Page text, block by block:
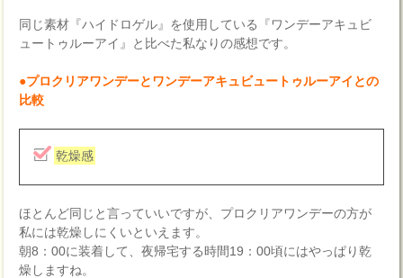
同じ素材『ハイドロゲル』を使用している『ワンデーアキュビ
ュートゥルーアイ』と比べた私なりの感想です。
●プロクリアワンデーとワンデーアキュビュートゥルーアイとの
比較
乾燥感
ほとんど同じと言っていいですが、プロクリアワンデーの方が
私には乾燥しにくいといえます。
朝8：00に装着して、夜帰宅する時間19：00頃にはやっぱり乾
燥しますね。